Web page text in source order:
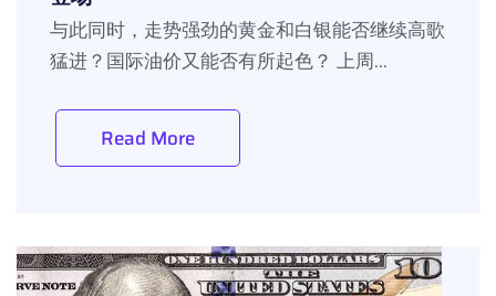
与此同时，走势强劲的黄金和白银能否继续高歌
猛进？国际油价又能否有所起色？ 上周...
Read More